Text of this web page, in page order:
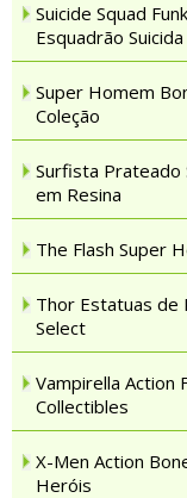
Suicide Squad
Esquadrão Suicida
Super Homem
Coleção
Surfista Prateado
em Resina
The Flash Super
Thor Estatuas de
Select
Vampirella Action
Collectibles
X-Men Action
Heróis